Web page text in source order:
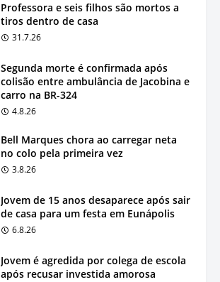
Professora e seis filhos são mortos a
tiros dentro de casa
31.7.26
Segunda morte é confirmada após
colisão entre ambulância de Jacobina e
carro na BR-324
4.8.26
Bell Marques chora ao carregar neta
no colo pela primeira vez
3.8.26
Jovem de 15 anos desaparece após sair
de casa para um festa em Eunápolis
6.8.26
Jovem é agredida por colega de escola
após recusar investida amorosa